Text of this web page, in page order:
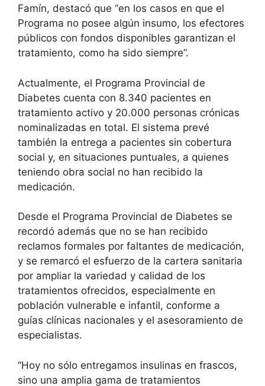
Famín, destacó que “en los casos en que el
Programa no posee algún insumo, los efectores
públicos con fondos disponibles garantizan el
tratamiento, como ha sido siempre”.
Actualmente, el Programa Provincial de
Diabetes cuenta con 8.340 pacientes en
tratamiento activo y 20.000 personas crónicas
nominalizadas en total. El sistema prevé
también la entrega a pacientes sin cobertura
social y, en situaciones puntuales, a quienes
teniendo obra social no han recibido la
medicación.
Desde el Programa Provincial de Diabetes se
recordó además que no se han recibido
reclamos formales por faltantes de medicación,
y se remarcó el esfuerzo de la cartera sanitaria
por ampliar la variedad y calidad de los
tratamientos ofrecidos, especialmente en
población vulnerable e infantil, conforme a
guías clínicas nacionales y el asesoramiento de
especialistas.
“Hoy no sólo entregamos insulinas en frascos,
sino una amplia gama de tratamientos